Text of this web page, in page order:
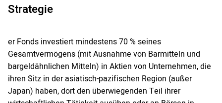
Strategie
er Fonds investiert mindestens 70 % seines
Gesamtvermögens (mit Ausnahme von Barmitteln und
bargeldähnlichen Mitteln) in Aktien von Unternehmen, die
ihren Sitz in der asiatisch-pazifischen Region (außer
Japan) haben, dort den überwiegenden Teil ihrer